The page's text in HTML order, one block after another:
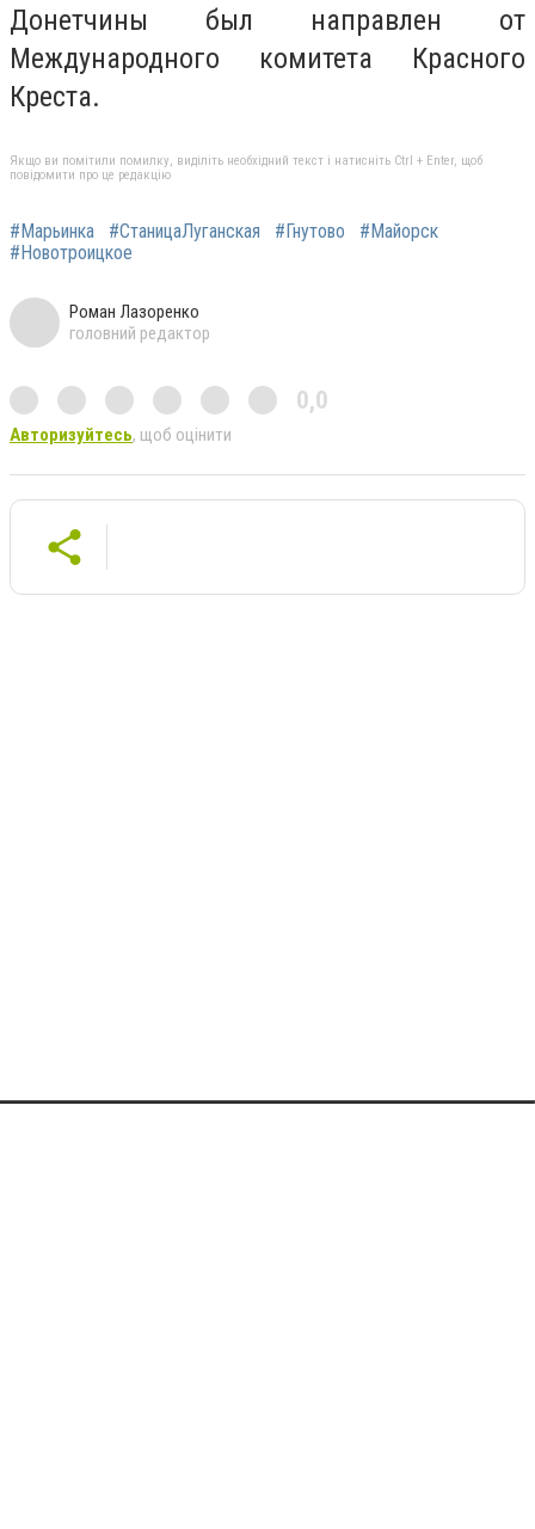
Донетчины был направлен от
Международного комитета Красного
Креста.
Якщо ви помітили помилку, виділіть необхідний текст і натисніть Ctrl + Enter, щоб
повідомити про це редакцію
#Марьинка #СтаницаЛуганская #Гнутово
#Майорск
#Новотроицкое
Роман Лазоренко
головний редактор
0,0
Авторизуйтесь, щоб оцінити